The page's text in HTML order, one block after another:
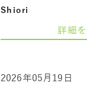
Shiori
詳細
2026年05月19日